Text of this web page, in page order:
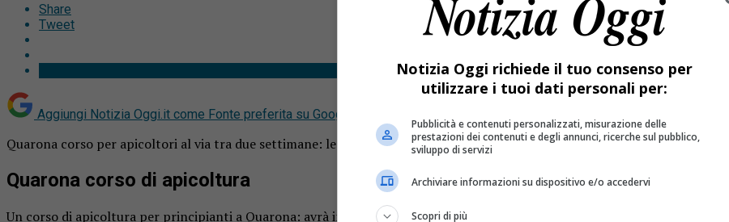
Share
Tweet
Aggiungi Notizia Oggi.it come Fonte preferita su Google
Quarona corso per apicoltori al via tra due settimane: le iscrizioni si chiuderanno alla fine di questa settimana.
Quarona corso di apicoltura
Un corso di apicoltura per principianti a Quarona: avrà inizio fra due settimane. Le iscrizioni si chiudono questa
Notizia Oggi richiede il tuo consenso per
utilizzare i tuoi dati personali per:
Pubblicità e contenuti personalizzati, misurazione delle
prestazioni dei contenuti e degli annunci, ricerche sul pubblico,
sviluppo di servizi
Archiviare informazioni su dispositivo e/o accedervi
Scopri di più